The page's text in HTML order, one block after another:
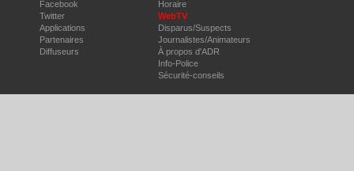
Facebook
Twitter
Applications
Partenaires
Diffuseurs
Horaire
WebTV
Disparus/Suspects
Journalistes/Animateurs
À propos d'ADR
Info-Police
Sécurité-conseils